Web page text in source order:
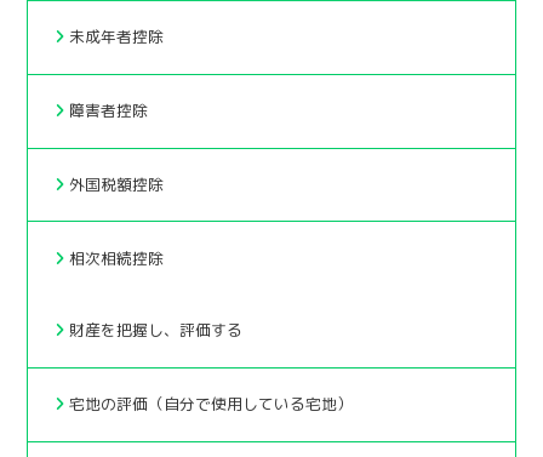
未成年者控除
障害者控除
外国税額控除
相次相続控除
財産を把握し、評価する
宅地の評価（自分で使用している宅地）